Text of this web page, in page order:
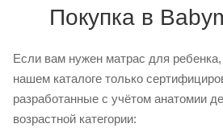
Покупка в
Если вам нужен матрас для
нашем каталоге только
разработанные с учётом анатомии
возрастной категории: